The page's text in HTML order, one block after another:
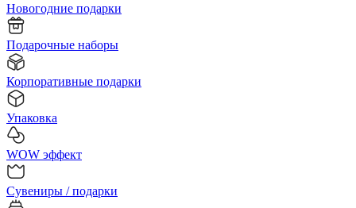
Новогодние подарки
Подарочные наборы
Корпоративные подарки
Упаковка
WOW эффект
Сувениры / подарки